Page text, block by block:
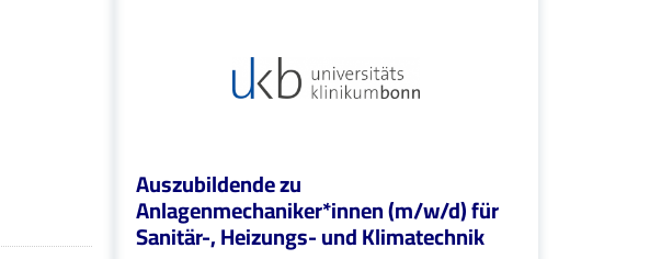
Auszubildende zu
Anlagenmechaniker*innen (m/w/d) für
Sanitär-, Heizungs- und Klimatechnik